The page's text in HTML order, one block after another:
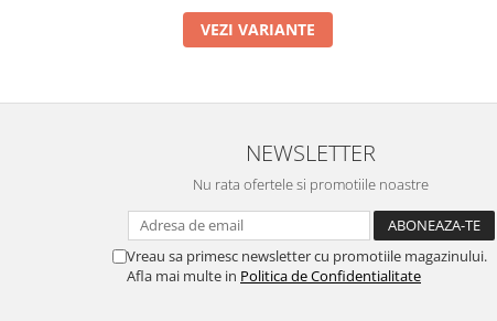
VEZI VARIANTE
NEWSLETTER
Nu rata ofertele si promotiile noastre
Vreau sa primesc newsletter cu promotiile magazinului.
Afla mai multe in Politica de Confidentialitate